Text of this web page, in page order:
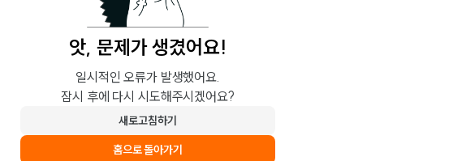
앗, 문제가 생겼어요!
일시적인 오류가 발생했어요.
잠시 후에 다시 시도해주시겠어요?
새로고침하기
홈으로 돌아가기